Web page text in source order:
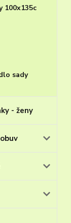
100x135c
sady
- ženy